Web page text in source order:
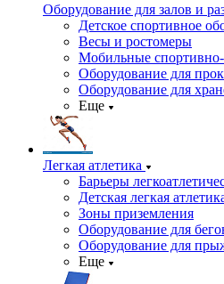
Оборудование для залов и
Детское спортивное
Весы и ростомеры
Мобильные
Оборудование для
Оборудование для
Еще
Легкая атлетика
Барьеры
Детская легкая
Зоны приземления
Оборудование для
Оборудование для
Еще